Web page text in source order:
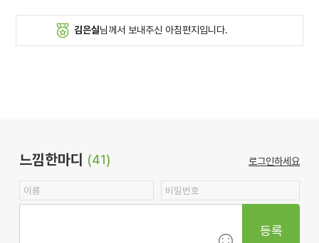
김은실님께서 보내주신 아침편지입니다.
느낌한마디 (41) 로그인하세요
등록